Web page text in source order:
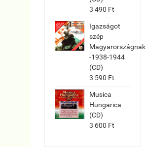
3 490 Ft
Igazságot
szép
Magyarországnak
-1938-1944
(CD)
3 590 Ft
Musica
Hungarica
(CD)
3 600 Ft